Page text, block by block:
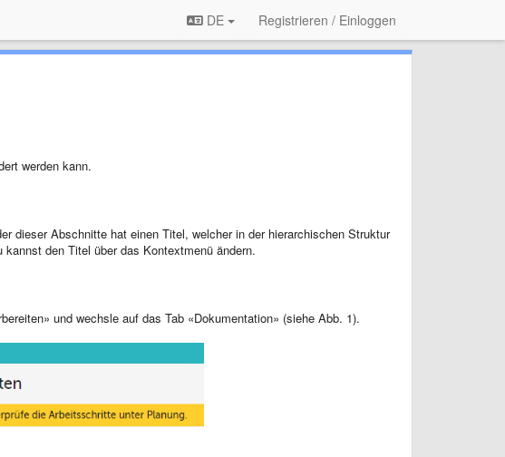
DE Registrieren / Einloggen
werden kann.
dieser Abschnitte hat einen Titel, welcher in der hierarchischen Struktur
den Titel über das Kontextmenü ändern.
und wechsle auf das Tab «Dokumentation» (siehe Abb. 1).